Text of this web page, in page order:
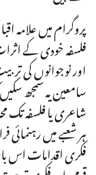
پروگرام میں
فلسفہ خودی کے
اور نوجوانوں کی
سامعین یہ سمجھ
شاعری یا فلسفہ تک
ہر شعبے میں
فکری اقدامات اس